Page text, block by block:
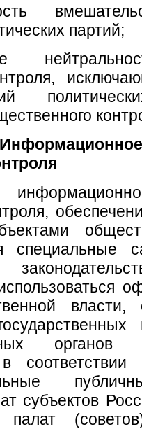
партий;
власти,
органов
субъектов